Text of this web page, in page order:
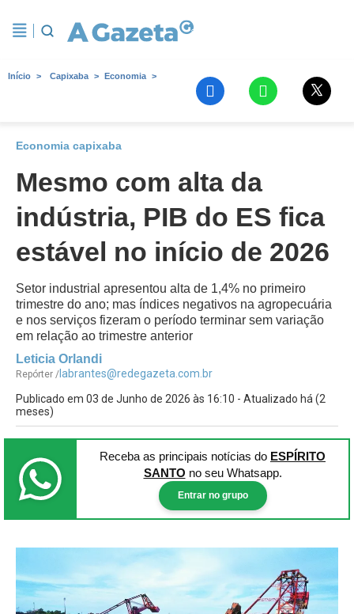
Início Capixaba Economia
Economia capixaba
Mesmo com alta da
indústria, PIB do ES fica
estável no início de 2026
Setor industrial apresentou alta de 1,4% no primeiro
trimestre do ano; mas índices negativos na agropecuária
e nos serviços fizeram o período terminar sem variação
em relação ao trimestre anterior
Leticia Orlandi
Repórter / labrantes@redegazeta.com.br
Publicado em 03 de Junho de 2026 às 16:10 - Atualizado há (2
meses)
Receba as principais notícias do ESPÍRITO
SANTO no seu Whatsapp.
Entrar no grupo